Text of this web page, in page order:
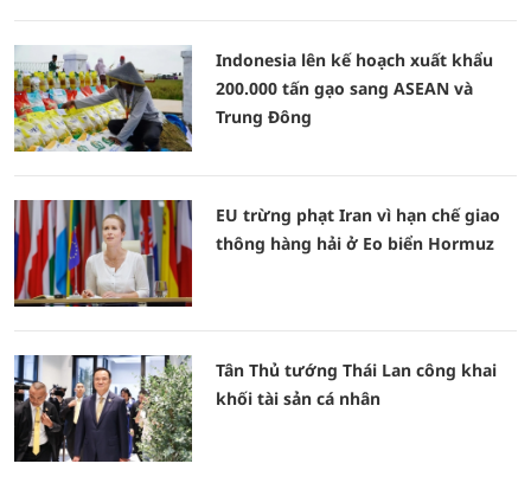
Indonesia lên kế hoạch xuất khẩu
200.000 tấn gạo sang ASEAN và
Trung Đông
EU trừng phạt Iran vì hạn chế giao
thông hàng hải ở Eo biển Hormuz
Tân Thủ tướng Thái Lan công khai
khối tài sản cá nhân